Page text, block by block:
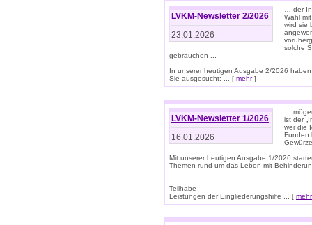
LVKM-Newsletter 2/2026
23.01.2026
… der
Wahl
wird sie
solche
gebrauchen ...
In unserer heutigen Ausgabe 2/2026
Sie ausgesucht: ... [ mehr]
LVKM-Newsletter 1/2026
16.01.2026
…
ist der
wer die
Funden
Mit unserer heutigen Ausgabe 1/2026
Themen rund um das Leben mit
Teilhabe
Leistungen der Eingliederungshilfe ... [ mehr